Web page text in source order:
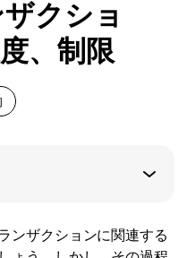
クショ
、制限
ンザクションに関連する